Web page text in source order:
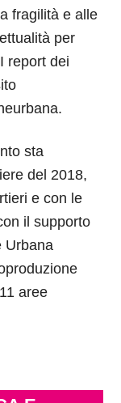
fragilità e alle
per
report dei
sta
del 2018,
e con le
il supporto
Urbana
aree